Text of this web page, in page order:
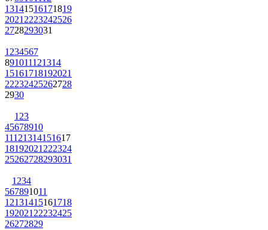
13141516171819
2021 2223242526
2728293031
1 234567
891011121314
15161718192021
22232425262728
2930
1 23
45678910
11121314151617
18192021 222324
25262728293031
1 234
567891011
12131415161718
192021 22232425
26272829